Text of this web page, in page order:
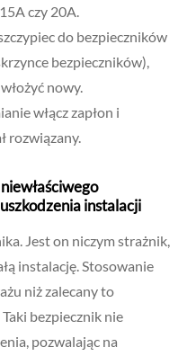
czy 20A.
do bezpieczników
bezpieczników),
nowy.
włącz zapłon i
rozwiązany.
instalacji
Jest on niczym strażnik,
instalację. Stosowanie
niż zalecany to
bezpiecznik nie
pozwalając na